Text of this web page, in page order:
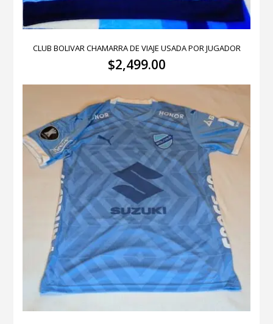
CLUB BOLIVAR CHAMARRA DE VIAJE USADA POR JUGADOR
$2,499.00